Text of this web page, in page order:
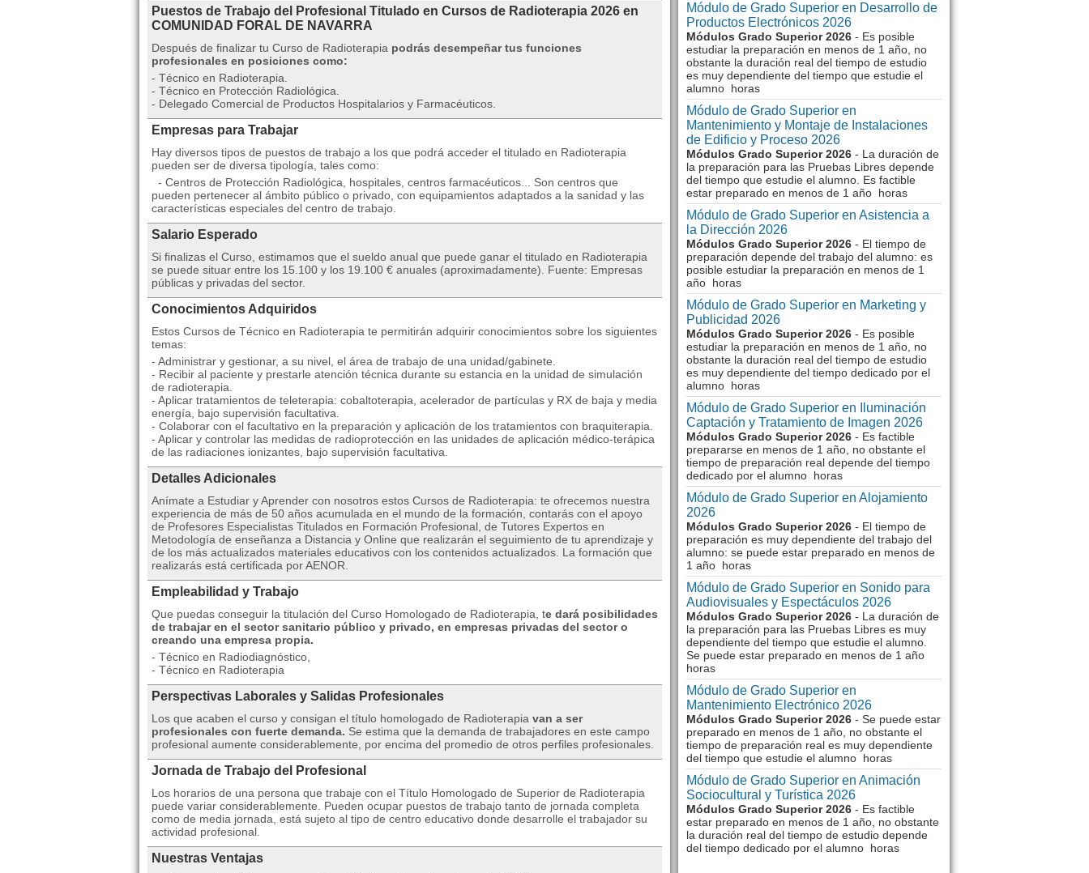
Puestos de Trabajo del Profesional Titulado en Cursos de Radioterapia 2026 en
COMUNIDAD FORAL DE NAVARRA
Después de finalizar tu Curso de Radioterapia podrás desempeñar tus funciones
profesionales en posiciones como:
- Técnico en Radioterapia.
- Técnico en Protección Radiológica.
- Delegado Comercial de Productos Hospitalarios y Farmacéuticos.
Empresas para Trabajar
Hay diversos tipos de puestos de trabajo a los que podrá acceder el titulado en Radioterapia
pueden ser de diversa tipología, tales como:
- Centros de Protección Radiológica, hospitales, centros farmacéuticos... Son centros que
pueden pertenecer al ámbito público o privado, con equipamientos adaptados a la sanidad y las
características especiales del centro de trabajo.
Salario Esperado
Si finalizas el Curso, estimamos que el sueldo anual que puede ganar el titulado en Radioterapia
se puede situar entre los 15.100 y los 19.100 € anuales (aproximadamente). Fuente: Empresas
públicas y privadas del sector.
Conocimientos Adquiridos
Estos Cursos de Técnico en Radioterapia te permitirán adquirir conocimientos sobre los siguientes
temas:
- Administrar y gestionar, a su nivel, el área de trabajo de una unidad/gabinete.
- Recibir al paciente y prestarle atención técnica durante su estancia en la unidad de simulación
de radioterapia.
- Aplicar tratamientos de teleterapia: cobaltoterapia, acelerador de partículas y RX de baja y media
energía, bajo supervisión facultativa.
- Colaborar con el facultativo en la preparación y aplicación de los tratamientos con braquiterapia.
- Aplicar y controlar las medidas de radioprotección en las unidades de aplicación médico-terápica
de las radiaciones ionizantes, bajo supervisión facultativa.
Detalles Adicionales
Anímate a Estudiar y Aprender con nosotros estos Cursos de Radioterapia: te ofrecemos nuestra
experiencia de más de 50 años acumulada en el mundo de la formación, contarás con el apoyo
de Profesores Especialistas Titulados en Formación Profesional, de Tutores Expertos en
Metodología de enseñanza a Distancia y Online que realizarán el seguimiento de tu aprendizaje y
de los más actualizados materiales educativos con los contenidos actualizados. La formación que
realizarás está certificada por AENOR.
Empleabilidad y Trabajo
Que puedas conseguir la titulación del Curso Homologado de Radioterapia, te dará posibilidades
de trabajar en el sector sanitario público y privado, en empresas privadas del sector o
creando una empresa propia.
- Técnico en Radiodiagnóstico,
- Técnico en Radioterapia
Perspectivas Laborales y Salidas Profesionales
Los que acaben el curso y consigan el título homologado de Radioterapia van a ser
profesionales con fuerte demanda. Se estima que la demanda de trabajadores en este campo
profesional aumente considerablemente, por encima del promedio de otros perfiles profesionales.
Jornada de Trabajo del Profesional
Los horarios de una persona que trabaje con el Título Homologado de Superior de Radioterapia
puede variar considerablemente. Pueden ocupar puestos de trabajo tanto de jornada completa
como de media jornada, está sujeto al tipo de centro educativo donde desarrolle el trabajador su
actividad profesional.
Nuestras Ventajas
Módulo de Grado Superior en Desarrollo de
Productos Electrónicos 2026
Módulos Grado Superior 2026 - Es posible
estudiar la preparación en menos de 1 año, no
obstante la duración real del tiempo de estudio
es muy dependiente del tiempo que estudie el
alumno horas
Módulo de Grado Superior en
Mantenimiento y Montaje de Instalaciones
de Edificio y Proceso 2026
Módulos Grado Superior 2026 - La duración de
la preparación para las Pruebas Libres depende
del tiempo que estudie el alumno. Es factible
estar preparado en menos de 1 año horas
Módulo de Grado Superior en Asistencia a
la Dirección 2026
Módulos Grado Superior 2026 - El tiempo de
preparación depende del trabajo del alumno: es
posible estudiar la preparación en menos de 1
año horas
Módulo de Grado Superior en Marketing y
Publicidad 2026
Módulos Grado Superior 2026 - Es posible
estudiar la preparación en menos de 1 año, no
obstante la duración real del tiempo de estudio
es muy dependiente del tiempo dedicado por el
alumno horas
Módulo de Grado Superior en Iluminación
Captación y Tratamiento de Imagen 2026
Módulos Grado Superior 2026 - Es factible
prepararse en menos de 1 año, no obstante el
tiempo de preparación real depende del tiempo
dedicado por el alumno horas
Módulo de Grado Superior en Alojamiento
2026
Módulos Grado Superior 2026 - El tiempo de
preparación es muy dependiente del trabajo del
alumno: se puede estar preparado en menos de
1 año horas
Módulo de Grado Superior en Sonido para
Audiovisuales y Espectáculos 2026
Módulos Grado Superior 2026 - La duración de
la preparación para las Pruebas Libres es muy
dependiente del tiempo que estudie el alumno.
Se puede estar preparado en menos de 1 año
horas
Módulo de Grado Superior en
Mantenimiento Electrónico 2026
Módulos Grado Superior 2026 - Se puede estar
preparado en menos de 1 año, no obstante el
tiempo de preparación real es muy dependiente
del tiempo que estudie el alumno horas
Módulo de Grado Superior en Animación
Sociocultural y Turística 2026
Módulos Grado Superior 2026 - Es factible
estar preparado en menos de 1 año, no obstante
la duración real del tiempo de estudio depende
del tiempo dedicado por el alumno horas